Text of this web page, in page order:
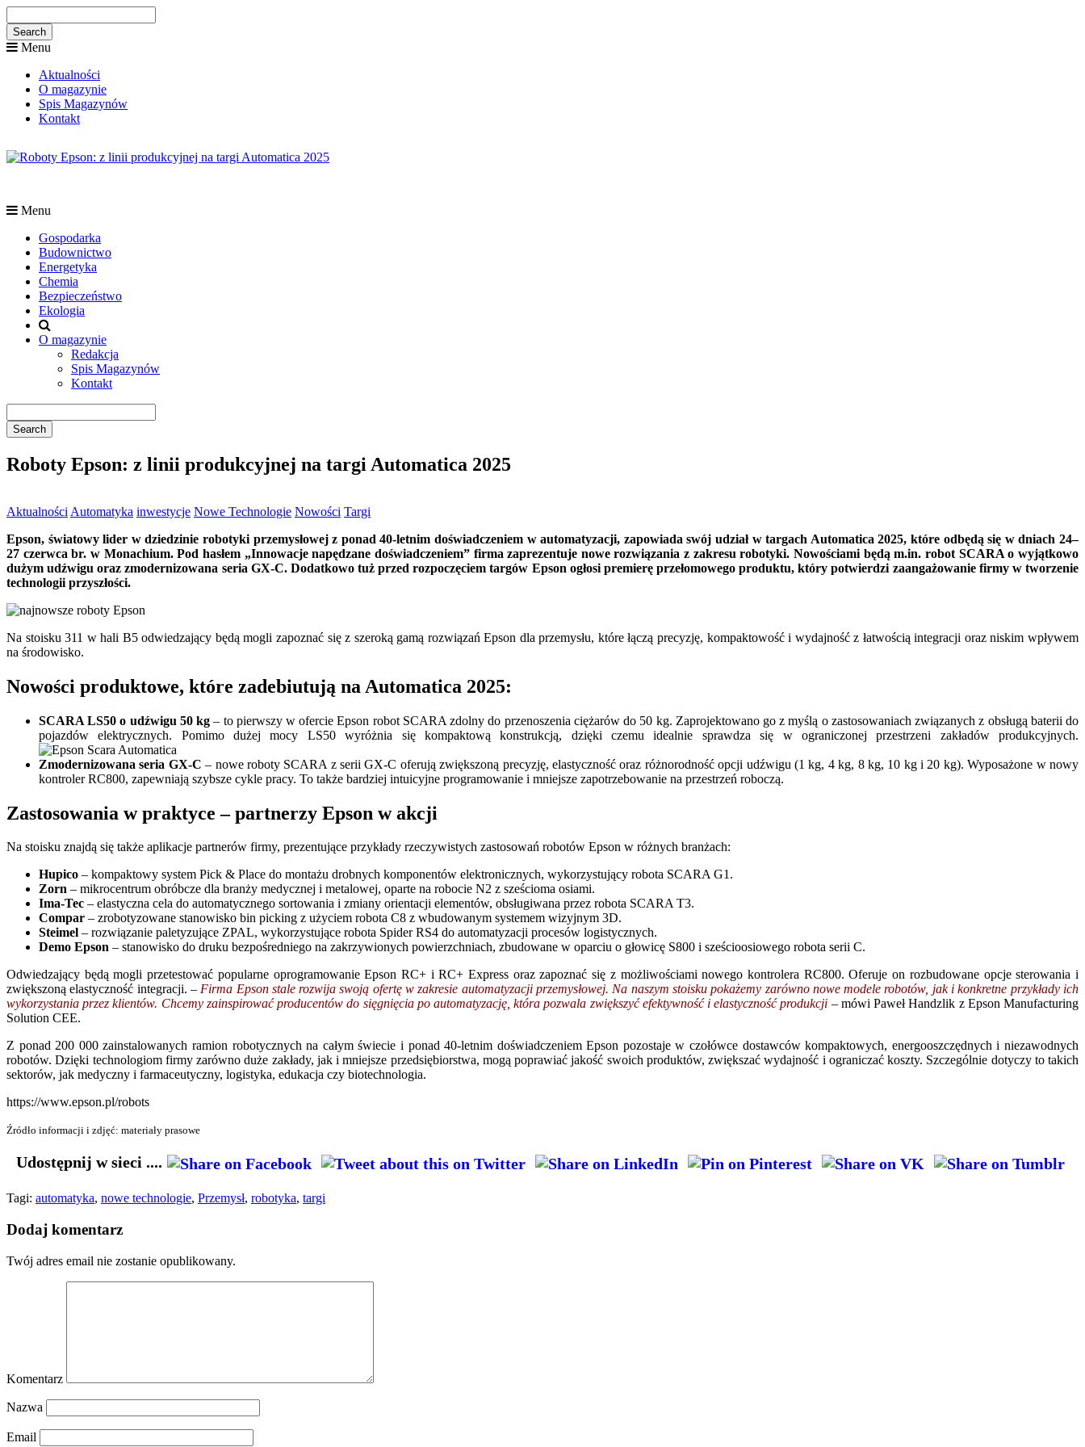
Menu
Aktualności
O magazynie
Spis Magazynów
Kontakt
Menu
Gospodarka
Budownictwo
Energetyka
Chemia
Bezpieczeństwo
Ekologia
O magazynie
Redakcja
Spis Magazynów
Kontakt
Roboty Epson: z linii produkcyjnej na targi Automatica 2025
Aktualności Automatyka inwestycje Nowe Technologie Nowości Targi
Epson, światowy lider w dziedzinie robotyki przemysłowej z ponad 40-letnim doświadczeniem w automatyzacji, zapowiada swój udział w targach Automatica 2025, które odbędą się w dniach 24–
27 czerwca br. w Monachium. Pod hasłem „Innowacje napędzane doświadczeniem” firma zaprezentuje nowe rozwiązania z zakresu robotyki. Nowościami będą m.in. robot SCARA o wyjątkowo
dużym udźwigu oraz zmodernizowana seria GX-C. Dodatkowo tuż przed rozpoczęciem targów Epson ogłosi premierę przełomowego produktu, który potwierdzi zaangażowanie firmy w tworzenie
technologii przyszłości.
Na stoisku 311 w hali B5 odwiedzający będą mogli zapoznać się z szeroką gamą rozwiązań Epson dla przemysłu, które łączą precyzję, kompaktowość i wydajność z łatwością integracji oraz niskim wpływem
na środowisko.
Nowości produktowe, które zadebiutują na Automatica 2025:
SCARA LS50 o udźwigu 50 kg – to pierwszy w ofercie Epson robot SCARA zdolny do przenoszenia ciężarów do 50 kg. Zaprojektowano go z myślą o zastosowaniach związanych z obsługą baterii do
pojazdów elektrycznych. Pomimo dużej mocy LS50 wyróżnia się kompaktową konstrukcją, dzięki czemu idealnie sprawdza się w ograniczonej przestrzeni zakładów produkcyjnych.
Zmodernizowana seria GX-C – nowe roboty SCARA z serii GX-C oferują zwiększoną precyzję, elastyczność oraz różnorodność opcji udźwigu (1 kg, 4 kg, 8 kg, 10 kg i 20 kg). Wyposażone w nowy
kontroler RC800, zapewniają szybsze cykle pracy. To także bardziej intuicyjne programowanie i mniejsze zapotrzebowanie na przestrzeń roboczą.
Zastosowania w praktyce – partnerzy Epson w akcji
Na stoisku znajdą się także aplikacje partnerów firmy, prezentujące przykłady rzeczywistych zastosowań robotów Epson w różnych branżach:
Hupico – kompaktowy system Pick & Place do montażu drobnych komponentów elektronicznych, wykorzystujący robota SCARA G1.
Zorn – mikrocentrum obróbcze dla branży medycznej i metalowej, oparte na robocie N2 z sześcioma osiami.
Ima-Tec – elastyczna cela do automatycznego sortowania i zmiany orientacji elementów, obsługiwana przez robota SCARA T3.
Compar – zrobotyzowane stanowisko bin picking z użyciem robota C8 z wbudowanym systemem wizyjnym 3D.
Steimel – rozwiązanie paletyzujące ZPAL, wykorzystujące robota Spider RS4 do automatyzacji procesów logistycznych.
Demo Epson – stanowisko do druku bezpośredniego na zakrzywionych powierzchniach, zbudowane w oparciu o głowicę S800 i sześcioosiowego robota serii C.
Odwiedzający będą mogli przetestować popularne oprogramowanie Epson RC+ i RC+ Express oraz zapoznać się z możliwościami nowego kontrolera RC800. Oferuje on rozbudowane opcje sterowania i
zwiększoną elastyczność integracji. –Firma Epson stale rozwija swoją ofertę w zakresie automatyzacji przemysłowej. Na naszym stoisku pokażemy zarówno nowe modele robotów, jak i konkretne przykłady ich
wykorzystania przez klientów. Chcemy zainspirować producentów do sięgnięcia po automatyzację, która pozwala zwiększyć efektywność i elastyczność produkcji – mówi Paweł Handzlik z Epson Manufacturing
Solution CEE.
Z ponad 200 000 zainstalowanych ramion robotycznych na całym świecie i ponad 40-letnim doświadczeniem Epson pozostaje w czołówce dostawców kompaktowych, energooszczędnych i niezawodnych
robotów. Dzięki technologiom firmy zarówno duże zakłady, jak i mniejsze przedsiębiorstwa, mogą poprawiać jakość swoich produktów, zwiększać wydajność i ograniczać koszty. Szczególnie dotyczy to takich
sektorów, jak medyczny i farmaceutyczny, logistyka, edukacja czy biotechnologia.
https://www.epson.pl/robots
Źródło informacji i zdjęć: materiały prasowe
Udostępnij w sieci ....
Tagi: automatyka, nowe technologie, Przemysł, robotyka, targi
Dodaj komentarz
Twój adres email nie zostanie opublikowany.
Komentarz
Nazwa
Email